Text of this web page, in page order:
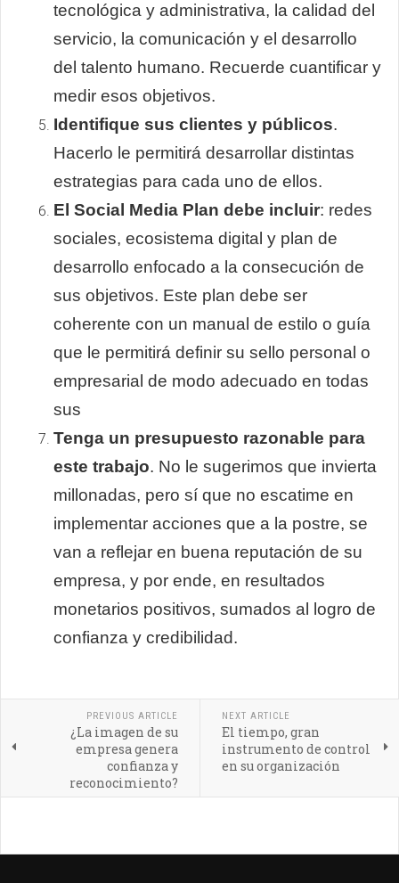
tecnológica y administrativa, la calidad del
servicio, la comunicación y el desarrollo
del talento humano. Recuerde cuantificar y
medir esos objetivos.
Identifique sus clientes y públicos.
Hacerlo le permitirá desarrollar distintas
estrategias para cada uno de ellos.
El Social Media Plan debe incluir: redes
sociales, ecosistema digital y plan de
desarrollo enfocado a la consecución de
sus objetivos. Este plan debe ser
coherente con un manual de estilo o guía
que le permitirá definir su sello personal o
empresarial de modo adecuado en todas
sus
Tenga un presupuesto razonable para
este trabajo. No le sugerimos que invierta
millonadas, pero sí que no escatime en
implementar acciones que a la postre, se
van a reflejar en buena reputación de su
empresa, y por ende, en resultados
monetarios positivos, sumados al logro de
confianza y credibilidad.
PREVIOUS ARTICLE
¿La imagen de su
empresa genera
confianza y
reconocimiento?
NEXT ARTICLE
El tiempo, gran
instrumento de control
en su organización